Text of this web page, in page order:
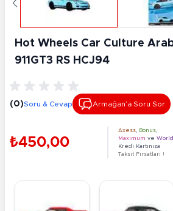
Hot Wheels Car Culture
911GT3 RS HCJ94
(0)Soru & Cevap Armağan’a Soru Sor
₺450,00
Axess Bonus
Maximum ve World
Kredi Kartınıza
Taksit Fırsatları !